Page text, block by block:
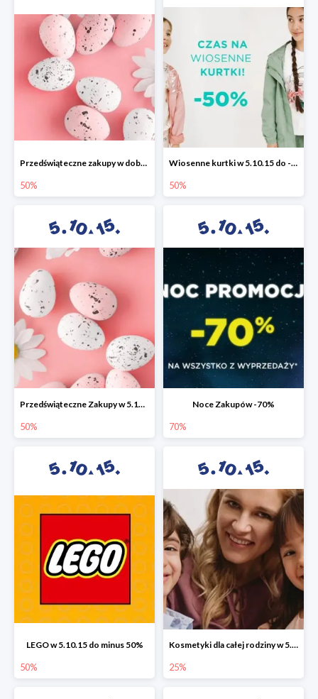
Przedświąteczne zakupy w dobrym stylu -50%
50%
Wiosenne kurtki w 5.10.15 do -50%
50%
Przedświąteczne Zakupy w 5.10.15 do -50%
50%
Noce Zakupów -70%
70%
LEGO w 5.10.15 do minus 50%
50%
Kosmetyki dla całej rodziny w 5.10.15 do -25%
25%